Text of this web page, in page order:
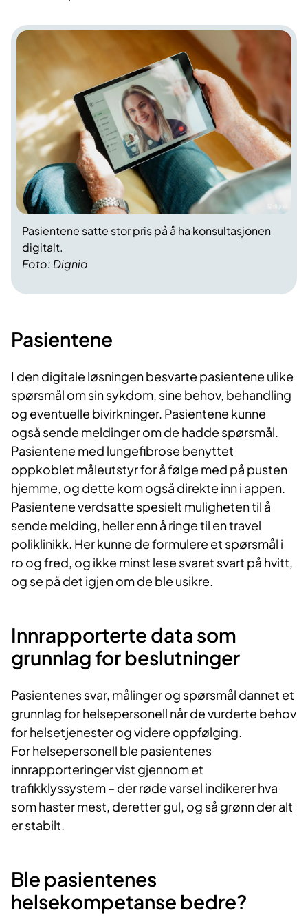
Foto: Dignio
Pasientene satte stor pris på å ha konsultasjonen
digitalt.
Pasientene
I den digitale løsningen besvarte pasientene ulike
spørsmål om sin sykdom, sine behov, behandling
og eventuelle bivirkninger. Pasientene kunne
også sende meldinger om de hadde spørsmål.
Pasientene med lungefibrose benyttet
oppkoblet måleutstyr for å følge med på pusten
hjemme, og dette kom også direkte inn i appen.
Pasientene verdsatte spesielt muligheten til å
sende melding, heller enn å ringe til en travel
poliklinikk. Her kunne de formulere et spørsmål i
ro og fred, og ikke minst lese svaret svart på hvitt,
og se på det igjen om de ble usikre.
Innrapporterte data som
grunnlag for beslutninger
Pasientenes svar, målinger og spørsmål dannet et
grunnlag for helsepersonell når de vurderte behov
for helsetjenester og videre oppfølging.
For helsepersonell ble pasientenes
innrapporteringer vist gjennom et
trafikklyssystem – der røde varsel indikerer hva
som haster mest, deretter gul, og så grønn der alt
er stabilt.
Ble pasientenes
helsekompetanse bedre?